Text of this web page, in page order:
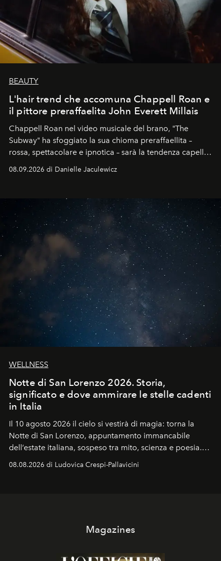
BEAUTY
L'hair trend che accomuna Chappell Roan e
il pittore preraffaelita John Everett Millais
Chappell Roan nel video musicale del brano, "The
Subway" ha sfoggiato la sua chioma preraffaellita –
rossa, spettacolare e ipnotica – sarà la tendenza capelli
dell'autunno?
08.09.2026 di Danielle Jaculewicz
WELLNESS
Notte di San Lorenzo 2026. Storia,
significato e dove ammirare le stelle cadenti
in Italia
Il 10 agosto 2026 il cielo si vestirà di magia: torna la
Notte di San Lorenzo, appuntamento immancabile
dell’estate italiana, sospeso tra mito, scienza e poesia.
Sarà il momento in cui gli occhi si alzano verso la volta
celeste per seguire il passaggio delle
08.08.2026 di Ludovica Crespi-Pallavicini
Magazines